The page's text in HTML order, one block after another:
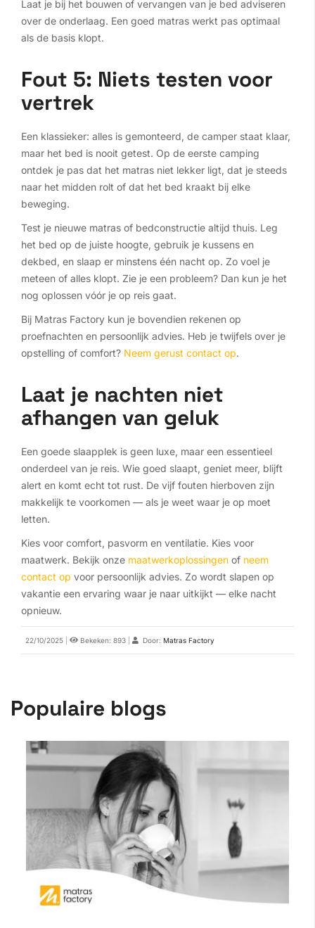
Laat je bij het bouwen of vervangen van je bed adviseren
over de onderlaag. Een goed matras werkt pas optimaal
als de basis klopt.
Fout 5: Niets testen voor
vertrek
Een klassieker: alles is gemonteerd, de camper staat klaar,
maar het bed is nooit getest. Op de eerste camping
ontdek je pas dat het matras niet lekker ligt, dat je steeds
naar het midden rolt of dat het bed kraakt bij elke
beweging.
Test je nieuwe matras of bedconstructie altijd thuis. Leg
het bed op de juiste hoogte, gebruik je kussens en
dekbed, en slaap er minstens één nacht op. Zo voel je
meteen of alles klopt. Zie je een probleem? Dan kun je het
nog oplossen vóór je op reis gaat.
Bij Matras Factory kun je bovendien rekenen op
proefnachten en persoonlijk advies. Heb je twijfels over je
opstelling of comfort? Neem gerust contact op.
Laat je nachten niet
afhangen van geluk
Een goede slaapplek is geen luxe, maar een essentieel
onderdeel van je reis. Wie goed slaapt, geniet meer, blijft
alert en komt echt tot rust. De vijf fouten hierboven zijn
makkelijk te voorkomen — als je weet waar je op moet
letten.
Kies voor comfort, pasvorm en ventilatie. Kies voor
maatwerk. Bekijk onze maatwerkoplossingen of neem
contact op voor persoonlijk advies. Zo wordt slapen op
vakantie een ervaring waar je naar uitkijkt — elke nacht
opnieuw.
22/10/2025 Bekeken: 893 Door: Matras Factory
Populaire blogs